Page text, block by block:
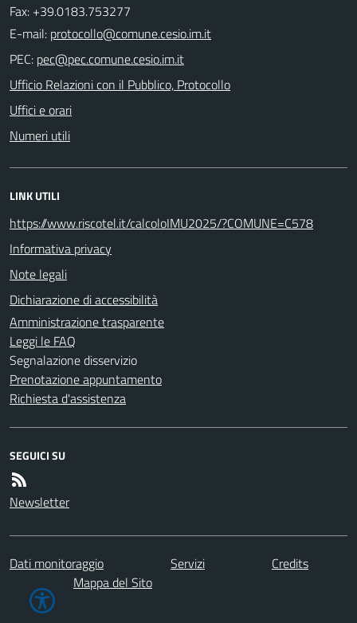
Fax: +39.0183.753277
E-mail:
PEC:
Ufficio Relazioni con il Pubblico, Protocollo
Uffici e orari
Numeri utili
LINK UTILI
https://www.riscotel.it/calcoloIMU2025/?COMUNE=C578
Informativa privacy
Note legali
Dichiarazione di accessibilità
Amministrazione trasparente
Leggi le FAQ
Segnalazione disservizio
Prenotazione appuntamento
Richiesta d'assistenza
SEGUICI SU
Newsletter
Dati monitoraggio Servizi
Credits
Mappa del Sito